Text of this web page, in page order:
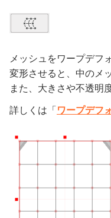
メッシュをワープデフ
変形させると、中のメ
また、大きさや不透明
詳しくは「 ワープデフ